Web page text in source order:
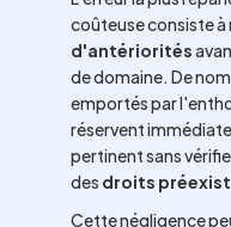
coûteuse consiste à
d'antériorités
de domaine. De
emportés par
réservent
pertinent sans
des droits
Cette négligence